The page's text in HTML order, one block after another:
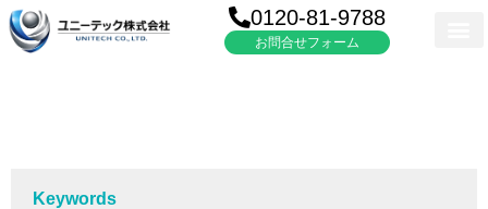
0120-81-9788
お問合せフォーム
Keywords